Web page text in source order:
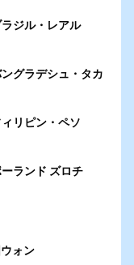
ジル・レアル
グラデシュ・タカ
リピン・ペソ
ランド ズロチ
ォン